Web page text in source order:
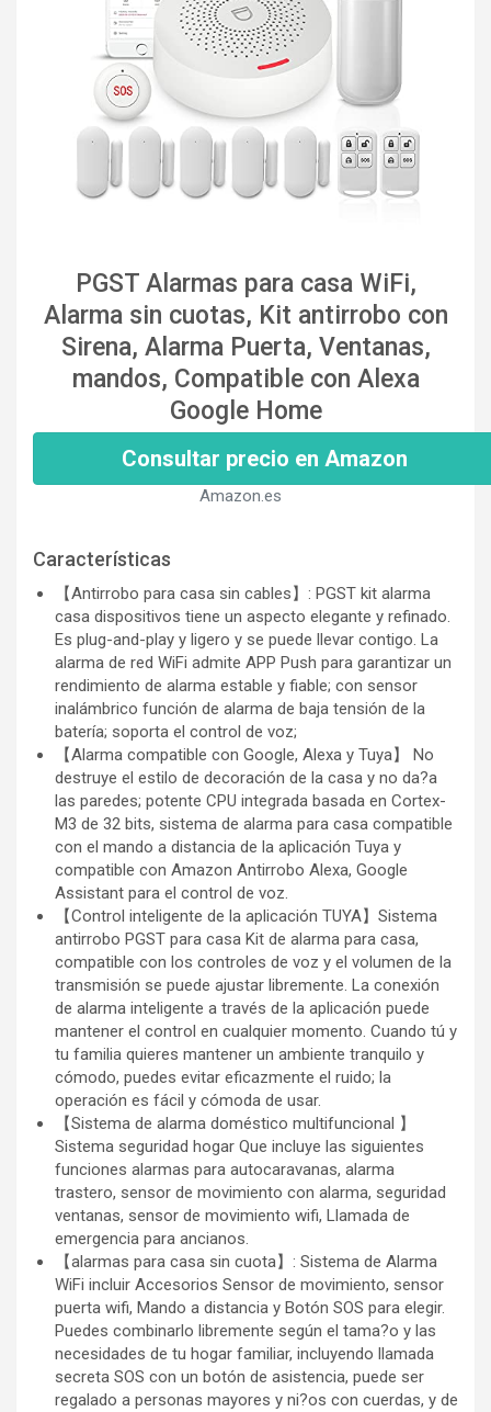
PGST Alarmas para casa WiFi,
Alarma sin cuotas, Kit antirrobo con
Sirena, Alarma Puerta, Ventanas,
mandos, Compatible con Alexa
Google Home
Consultar precio en Amazon
Amazon.es
Características
【Antirrobo para casa sin cables】: PGST kit alarma
casa dispositivos tiene un aspecto elegante y refinado.
Es plug-and-play y ligero y se puede llevar contigo. La
alarma de red WiFi admite APP Push para garantizar un
rendimiento de alarma estable y fiable; con sensor
inalámbrico función de alarma de baja tensión de la
batería; soporta el control de voz;
【Alarma compatible con Google, Alexa y Tuya】 No
destruye el estilo de decoración de la casa y no da?a
las paredes; potente CPU integrada basada en Cortex-
M3 de 32 bits, sistema de alarma para casa compatible
con el mando a distancia de la aplicación Tuya y
compatible con Amazon Antirrobo Alexa, Google
Assistant para el control de voz.
【Control inteligente de la aplicación TUYA】Sistema
antirrobo PGST para casa Kit de alarma para casa,
compatible con los controles de voz y el volumen de la
transmisión se puede ajustar libremente. La conexión
de alarma inteligente a través de la aplicación puede
mantener el control en cualquier momento. Cuando tú y
tu familia quieres mantener un ambiente tranquilo y
cómodo, puedes evitar eficazmente el ruido; la
operación es fácil y cómoda de usar.
【Sistema de alarma doméstico multifuncional 】
Sistema seguridad hogar Que incluye las siguientes
funciones alarmas para autocaravanas, alarma
trastero, sensor de movimiento con alarma, seguridad
ventanas, sensor de movimiento wifi, Llamada de
emergencia para ancianos.
【alarmas para casa sin cuota】: Sistema de Alarma
WiFi incluir Accesorios Sensor de movimiento, sensor
puerta wifi, Mando a distancia y Botón SOS para elegir.
Puedes combinarlo libremente según el tama?o y las
necesidades de tu hogar familiar, incluyendo llamada
secreta SOS con un botón de asistencia, puede ser
regalado a personas mayores y ni?os con cuerdas, y de